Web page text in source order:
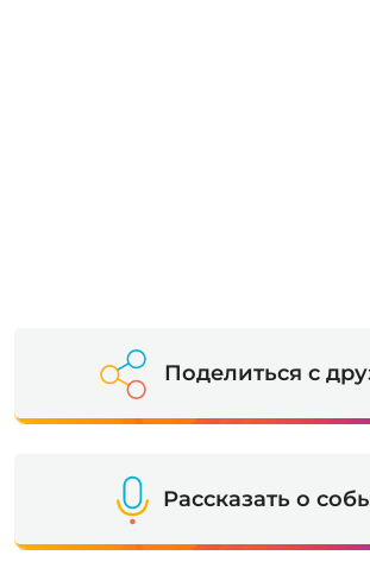
Поделиться с
Рассказать о